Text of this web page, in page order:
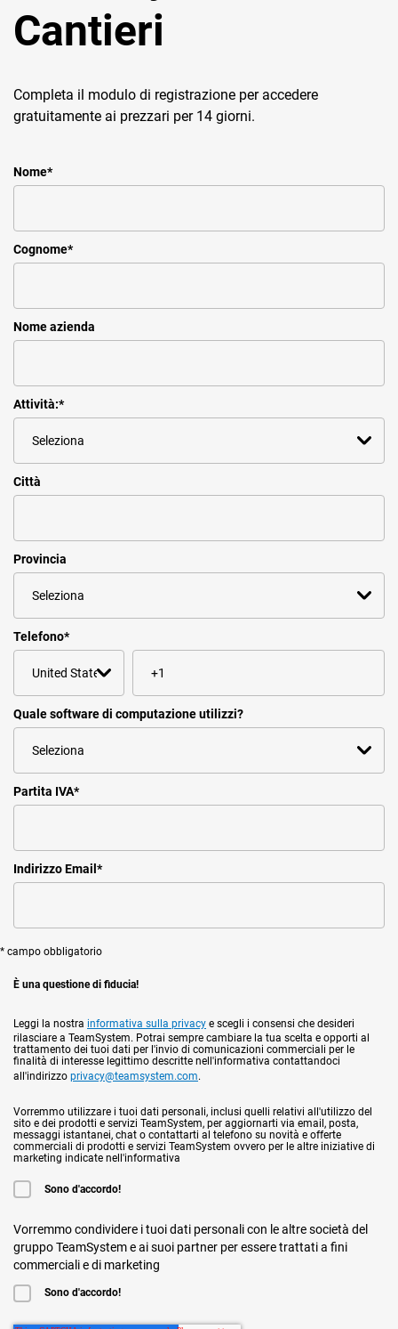
Cantieri
Completa il modulo di registrazione per accedere
gratuitamente ai prezzari per 14 giorni.
Nome*
Cognome*
Nome azienda
Attività:*
Città
Provincia
Telefono*
Quale software di computazione utilizzi?
Partita IVA*
Indirizzo Email *
* campo obbligatorio
È una questione di fiducia!
Leggi la nostra informativa sulla privacy e scegli i consensi che desideri
rilasciare a TeamSystem. Potrai sempre cambiare la tua scelta e opporti al
trattamento dei tuoi dati per l'invio di comunicazioni commerciali per le
finalità di interesse legittimo descritte nell'informativa contattandoci
all'indirizzo privacy@teamsystem.com.
Vorremmo utilizzare i tuoi dati personali, inclusi quelli relativi all'utilizzo del
sito e dei prodotti e servizi TeamSystem, per aggiornarti via email, posta,
messaggi istantanei, chat o contattarti al telefono su novità e offerte
commerciali di prodotti e servizi TeamSystem ovvero per le altre iniziative di
marketing indicate nell'informativa
Sono d'accordo!
Vorremmo condividere i tuoi dati personali con le altre società del
gruppo TeamSystem e ai suoi partner per essere trattati a fini
commerciali e di marketing
Sono d'accordo!